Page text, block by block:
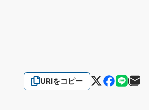
URIをコピー